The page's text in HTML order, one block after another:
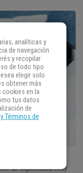
un significado muy
analíticas y
de navegación
y recopilar
de todo tipo
elegir solo
obtener más
en la
tus datos
de
Términos de